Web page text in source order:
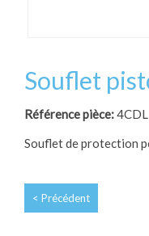
Souflet
Référence pièce:
Souflet de protection
< Précédent